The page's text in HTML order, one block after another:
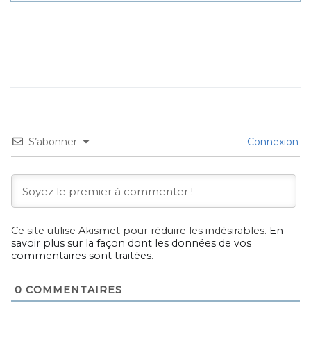
S’abonner Connexion
Ce site utilise Akismet pour réduire les indésirables. En
savoir plus sur la façon dont les données de vos
commentaires sont traitées.
0 COMMENTAIRES